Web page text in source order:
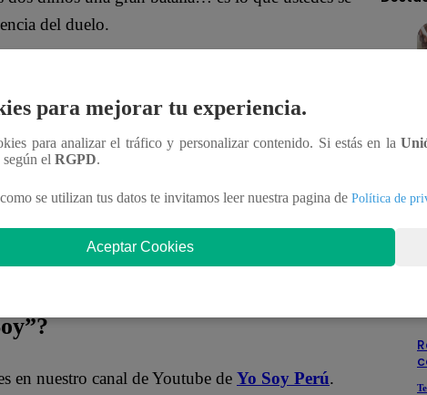
del duelo.
mucho cariño y respeto… eso ha permitido
con los talentos, obtén datos inéditos y
en nuestro canal de Youtube de Yo Soy Perú.
para mejorar tu experiencia.
para analizar el tráfico y personalizar contenido. Si estás en la
según el RGPD.
se utilizan tus datos te invitamos leer nuestra pagina de Política de
Aceptar Cookies